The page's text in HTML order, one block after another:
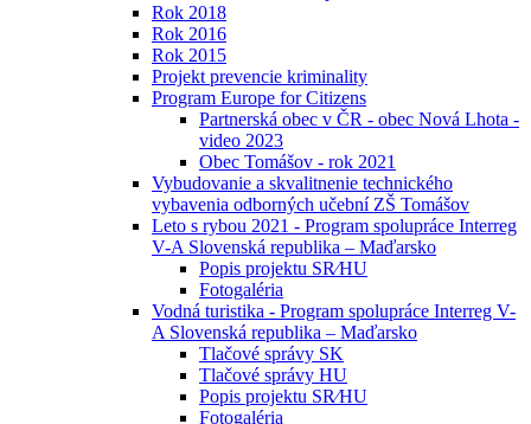
Rok 2018
Rok 2016
Rok 2015
Projekt prevencie kriminality
Program Europe for Citizens
Partnerská obec v ČR - obec Nová Lhota -
video 2023
Obec Tomášov - rok 2021
Vybudovanie a skvalitnenie technického
vybavenia odborných učební ZŠ Tomášov
Leto s rybou 2021 - Program spolupráce Interreg
V-A Slovenská republika – Maďarsko
Popis projektu SR⁄HU
Fotogaléria
Vodná turistika - Program spolupráce Interreg V-
A Slovenská republika – Maďarsko
Tlačové správy SK
Tlačové správy HU
Popis projektu SR⁄HU
Fotogaléria